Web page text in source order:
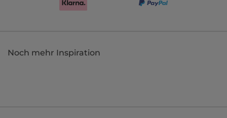
Noch mehr Inspiration